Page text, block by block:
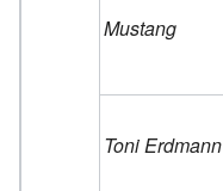
Mustang
Toni Erdmann